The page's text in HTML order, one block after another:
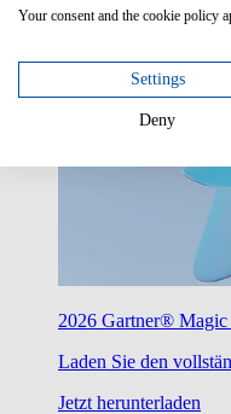
2026 Gartner®
Laden Sie den
Jetzt herunterladen
Your consent and the cookie policy
Settings
Deny